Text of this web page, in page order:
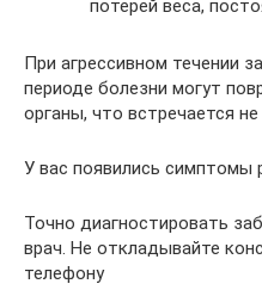
потерей веса,
При агрессивном течении
периоде болезни могут
органы, что встречается
У вас появились симптомы
Точно диагностировать
врач. Не откладывайте
телефону